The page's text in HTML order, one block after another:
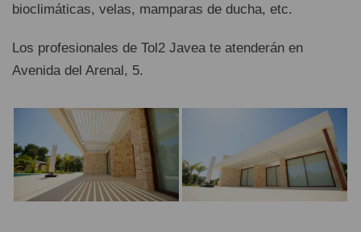
bioclimáticas, velas, mamparas de ducha, etc.
Los profesionales de Tol2 Javea te atenderán en
Avenida del Arenal, 5.